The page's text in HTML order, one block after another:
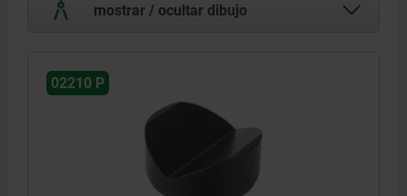
mostrar / ocultar dibujo
02210 P